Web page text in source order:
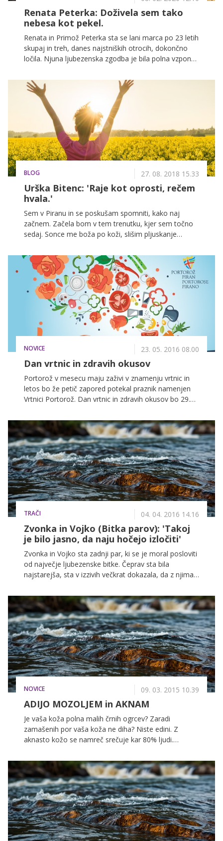
Renata Peterka: Doživela sem tako
nebesa kot pekel.
Renata in Primož Peterka sta se lani marca po 23 letih
skupaj in treh, danes najstniških otrocih, dokončno
ločila. Njuna ljubezenska zgodba je bila polna vzponov
želji, da bi pred mediji in javnostjo obvarovala svoje
otroke, sta vedno gradila zelo zasebno življenje, pred
kratkim pa je Renata, ki je dopolnila 40 let, po dolgem
času spregovorila o življenju po ločitvi in priznala, da
je v imenu ljubezni dopuščala stvari, ki jih ne bi smela.
BLOG 27. 08. 2018 15.33
Urška Bitenc: 'Raje kot oprosti, rečem
hvala.'
Sem v Piranu in se poskušam spomniti, kako naj
začnem. Začela bom v tem trenutku, kjer sem točno
sedaj. Sonce me boža po koži, slišim pljuskanje
mnogokrat v življenju nisem znala ceniti trenutka, niti
sama sebe. Vem, da je pot po kateri hodi vsak izmed
nas pomembna, vendar pa mislim, da je še bolj
pomembno to, kaj na tej poti ustvarimo sami iz sebe.
Ustvarjamo se namreč sami ...
NOVICE 23. 05. 2016 08.00
Dan vrtnic in zdravih okusov
Portorož v mesecu maju zaživi v znamenju vrtnic in
letos bo že petič zapored potekal praznik namenjen
Vrtnici Portorož. Dan vrtnic in zdravih okusov bo 29.
zdravo življenje.
TRAČI 04. 04. 2016 14.16
Zvonka in Vojko (Bitka parov): 'Takoj
je bilo jasno, da naju hočejo izločiti'
Zvonka in Vojko sta zadnji par, ki se je moral posloviti
od največje ljubezenske bitke. Čeprav sta bila
najstarejša, sta v izzivih večkrat dokazala, da z njima
lisico. Sama pravi, da to ne drži, da je kvečjemu
levinja, ki se že vse življenje pošteno bori. Z njima
smo poklepetali o tem, kakšni občutki ju prevevajo po
odhodu iz šova in kakšni so njuni načrti za prihodnost.
NOVICE 09. 03. 2015 10.39
ADIJO MOZOLJEM in AKNAM
Je vaša koža polna malih črnih ogrcev? Zaradi
zamašenih por vaša koža ne diha? Niste edini. Z
aknasto kožo se namreč srečuje kar 80% ljudi.
nekaterih pa tudi kasneje. Razkrivamo kako se znebiti
teh malih nadležnih kožnih sitnob na naraven način.